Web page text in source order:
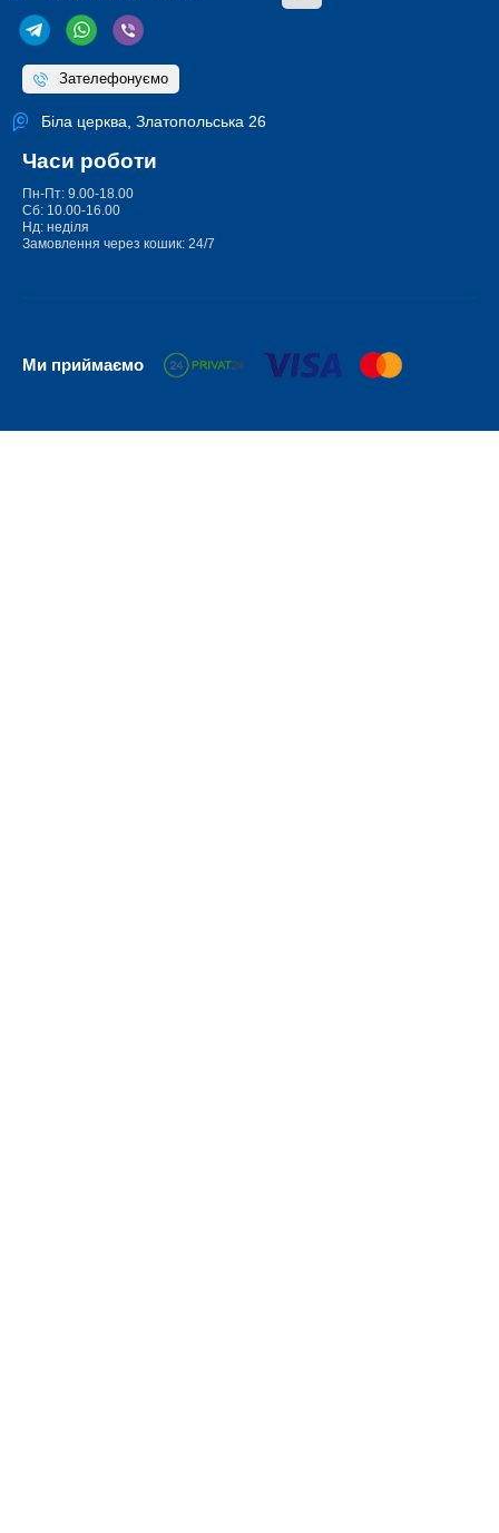
Зателефонуємо
Біла церква, Златопольська 26
Часи роботи
Пн-Пт: 9.00-18.00
Сб: 10.00-16.00
Нд: неділя
Замовлення через кошик: 24/7
Ми приймаємо